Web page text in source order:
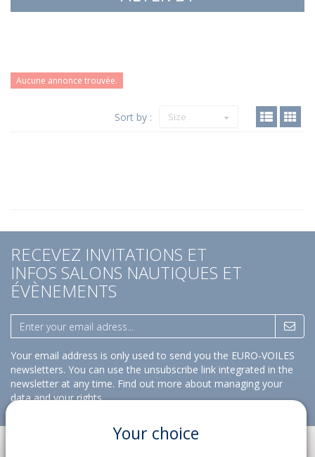
Aucune annonce trouvée.
Sort by : Size
RECEVEZ INVITATIONS ET
INFOS SALONS NAUTIQUES ET
ÉVÈNEMENTS
Your email address is only used to send you the EURO-VOILES
newsletters. You can use the unsubscribe link integrated in the
newsletter at any time. Find out more about managing your
data and your rights
Your choice